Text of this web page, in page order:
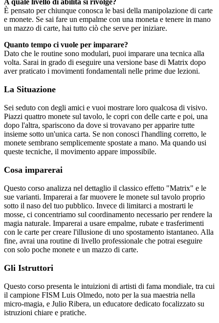
A quale livello di abilità si rivolge?
È pensato per chiunque conosca le basi della manipolazione di carte
e monete. Se sai fare un empalme con una moneta e tenere in mano
un mazzo di carte, hai tutto ciò che serve per iniziare.
Quanto tempo ci vuole per imparare?
Dato che le routine sono modulari, puoi imparare una tecnica alla
volta. Sarai in grado di eseguire una versione base di Matrix dopo
aver praticato i movimenti fondamentali nelle prime due lezioni.
La Situazione
Sei seduto con degli amici e vuoi mostrare loro qualcosa di visivo.
Piazzi quattro monete sul tavolo, le copri con delle carte e poi, una
dopo l'altra, spariscono da dove si trovavano per apparire tutte
insieme sotto un'unica carta. Se non conosci l'handling corretto, le
monete sembrano semplicemente spostate a mano. Ma quando usi
queste tecniche, il movimento appare impossibile.
Cosa imparerai
Questo corso analizza nel dettaglio il classico effetto "Matrix" e le
sue varianti. Imparerai a far muovere le monete sul tavolo proprio
sotto il naso del tuo pubblico. Invece di limitarci a mostrarti le
mosse, ci concentriamo sul coordinamento necessario per rendere la
magia naturale. Imparerai a usare empalme, rubate e trasferimenti
con le carte per creare l'illusione di uno spostamento istantaneo. Alla
fine, avrai una routine di livello professionale che potrai eseguire
con solo poche monete e un mazzo di carte.
Gli Istruttori
Questo corso presenta le intuizioni di artisti di fama mondiale, tra cui
il campione FISM Luis Olmedo, noto per la sua maestria nella
micro-magia, e Julio Ribera, un educatore dedicato focalizzato su
istruzioni chiare e pratiche.